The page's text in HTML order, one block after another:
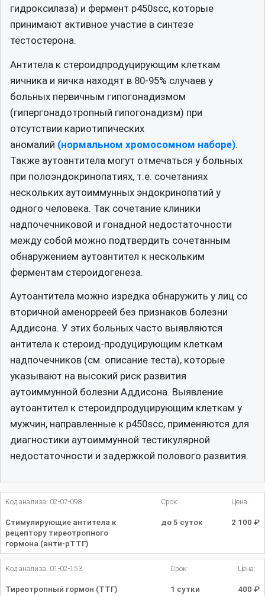
гидроксилаза) и фермент р450scc, которые
принимают активное участие в синтезе
тестостерона.
Антитела к стероидпродуцирующим клеткам
яичника и яичка находят в 80-95% случаев у
больных первичным гипогонадизмом
(гипергонадотропный гипогонадизм) при
отсутствии кариотипических
аномалий (нормальном хромосомном наборе).
Также аутоантитела могут отмечаться у больных
при полоэндокринопатиях, т.е. сочетаниях
нескольких аутоиммунных эндокринопатий у
одного человека. Так сочетание клиники
надпочечниковой и гонадной недостаточности
между собой можно подтвердить сочетанным
обнаружением аутоантител к нескольким
ферментам стероидогенеза.
Аутоантитела можно изредка обнаружить у лиц со
вторичной аменорреей без признаков болезни
Аддисона. У этих больных часто выявляются
антитела к стероид-продуцирующим клеткам
надпочечников (см. описание теста), которые
указывают на высокий риск развития
аутоиммунной болезни Аддисона. Выявление
аутоантител к стероидпродуцирующим клеткам у
мужчин, направленные к р450scc, применяются для
диагностики аутоиммунной тестикулярной
недостаточности и задержкой полового развития.
Код анализа: 02-07-098
Стимулирующие антитела к
рецептору тиреотропного
гормона (анти-рТТГ)
Срок:
до 5 суток
Цена:
2 100 ₽
Код анализа: 01-02-153
Тиреотропный гормон (ТТГ)
Срок:
1 сутки
Цена:
400 ₽